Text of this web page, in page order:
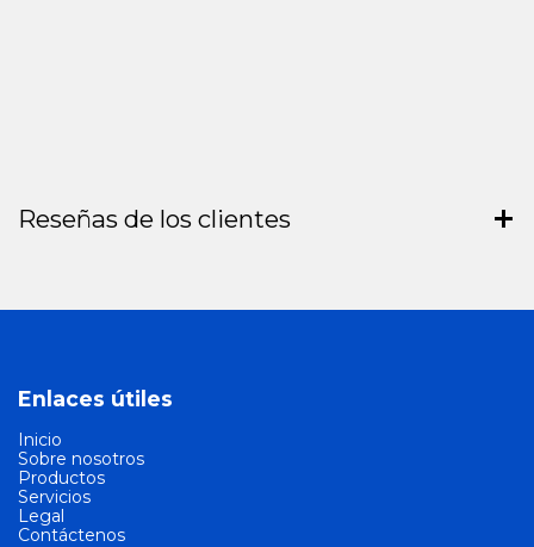
Reseñas de los clientes
Enlaces útiles
Inicio
Sobre nosotros
Productos
Servicios
Legal
Contáctenos